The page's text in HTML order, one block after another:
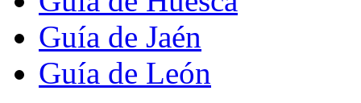
Guía de Jaén
Guía de León